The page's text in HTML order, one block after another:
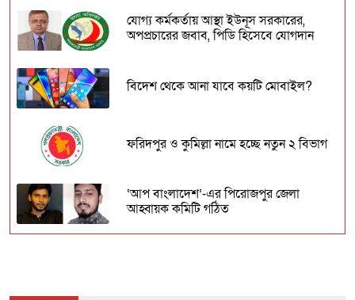
যোগ্য কর্মকর্তায় আস্থা ইউনূস সরকারের,
অপপ্রচারের জবাব, পিডি হিসেবে যোগদান
বিদেশ থেকে আনা যাবে কয়টি মোবাইল?
ফরিদপুর ও কুমিল্লা নামে হচ্ছে নতুন ২ বিভাগ
‘আপ বাংলাদেশ’-এর পিরোজপুর জেলা
আহ্বায়ক কমিটি গঠিত